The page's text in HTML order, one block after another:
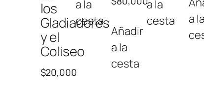
los
Gladiadores
y el
Coliseo
$20,000
a la
cesta
Añadir
a la
cesta
a la
cesta
a la